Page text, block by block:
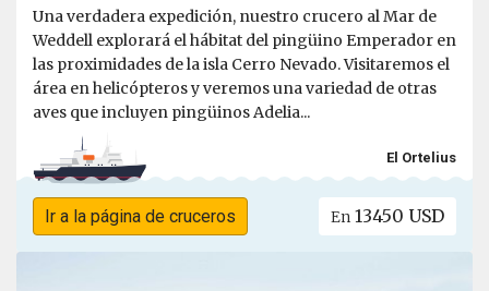
Una verdadera expedición, nuestro crucero al Mar de
Weddell explorará el hábitat del pingüino Emperador en
las proximidades de la isla Cerro Nevado. Visitaremos el
área en helicópteros y veremos una variedad de otras
aves que incluyen pingüinos Adelia...
El Ortelius
Ir a la página de cruceros En 13450 USD